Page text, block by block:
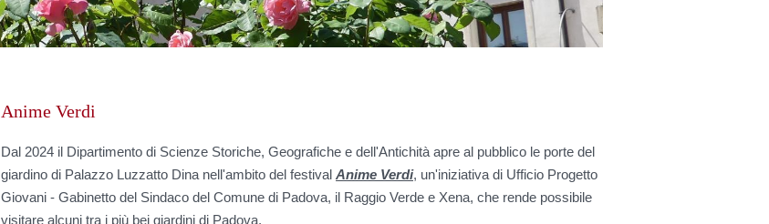
Anime Verdi
Dal 2024 il Dipartimento di Scienze Storiche, Geografiche e dell'Antichità apre al pubblico le porte del
giardino di Palazzo Luzzatto Dina nell'ambito del festival Anime Verdi, un'iniziativa di Ufficio Progetto
Giovani - Gabinetto del Sindaco del Comune di Padova, il Raggio Verde e Xena, che rende possibile
visitare alcuni tra i più bei giardini di Padova.